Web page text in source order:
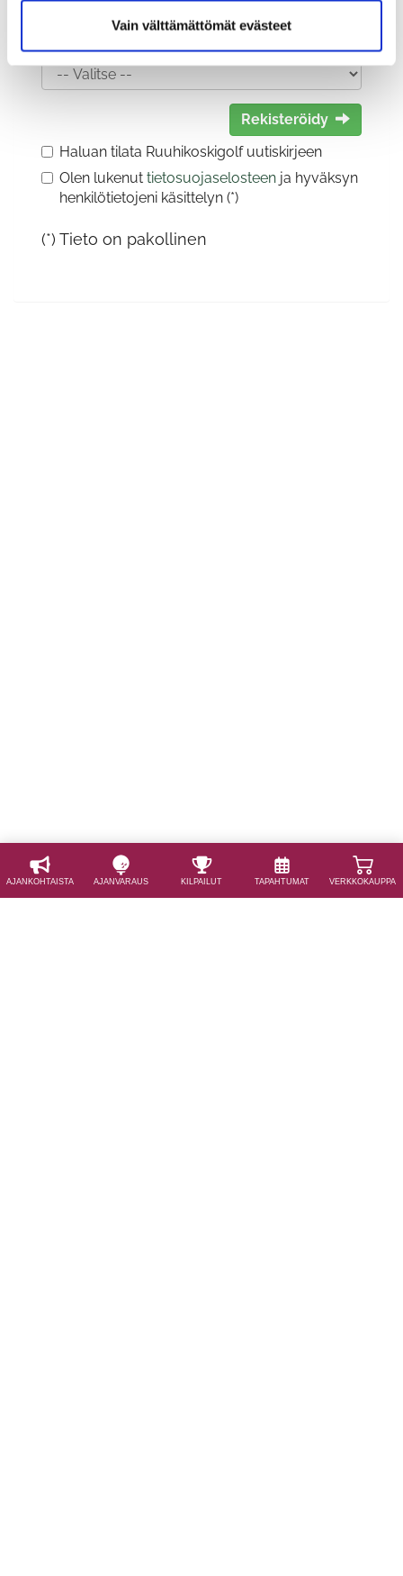
Vain välttämättömät evästeet
AJAN­KOHTAISTA AJAN­VARAUS KILPAILUT TAPAHTUMAT VERKKOKAUPPA
Sukupuoli:
Rekisteröidy
Haluan tilata Ruuhikoskigolf uutiskirjeen
Olen lukenut tietosuojaselosteen ja hyväksyn
henkilötietojeni käsittelyn (*)
(*) Tieto on pakollinen